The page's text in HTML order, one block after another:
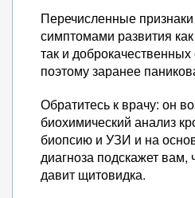
Перечисленные
симптомами развития
так и
поэтому заранее
Обратитесь к врачу: он
биохимический анализ
биопсию и УЗИ и на
диагноза подскажет вам,
давит щитовидка.